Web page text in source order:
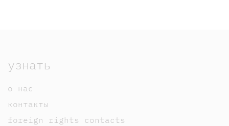
узнать
о нас
контакты
foreign rights contacts